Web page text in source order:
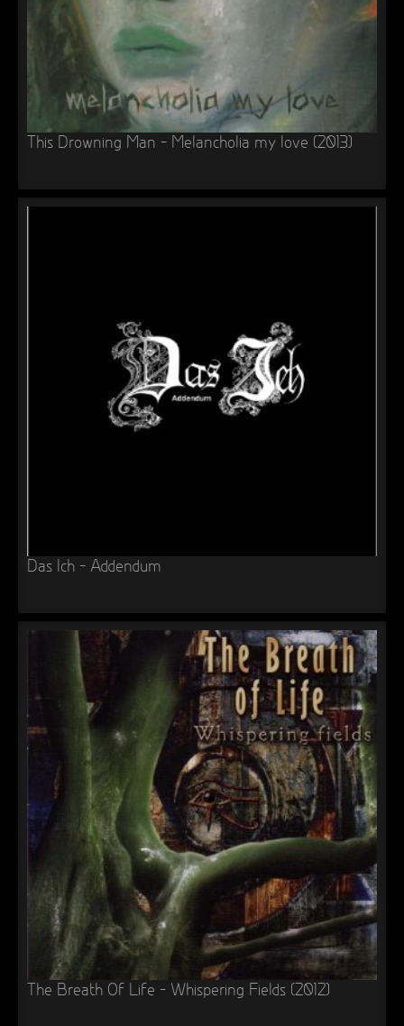
This Drowning Man – Melancholia my love (2013)
Das Ich – Addendum
The Breath Of Life – Whispering Fields (2012)